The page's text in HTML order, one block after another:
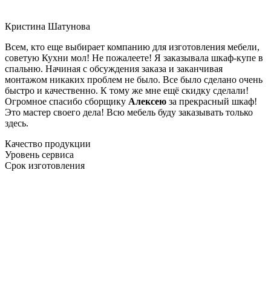
Кристина Шатунова
Всем, кто еще выбирает компанию для изготовления мебели,
советую Кухни мол! Не пожалеете! Я заказывала шкаф-купе в
спальню. Начиная с обсуждения заказа и заканчивая
монтажом никаких проблем не было. Все было сделано очень
быстро и качественно. К тому же мне ещё скидку сделали!
Огромное спасибо сборщику Алексею за прекрасный шкаф!
Это мастер своего дела! Всю мебель буду заказывать только
здесь.
Качество продукции
Уровень сервиса
Срок изготовления